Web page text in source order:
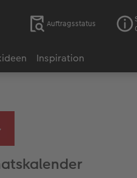
Auftragsstatus
Inspiration